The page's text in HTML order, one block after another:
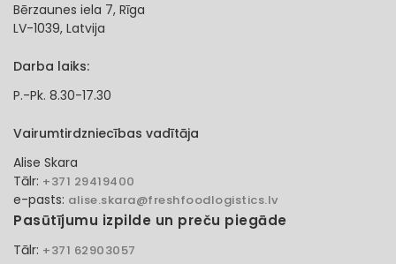
Bērzaunes iela 7, Rīga
LV-1039, Latvija
Darba laiks:
P.-Pk. 8.30-17.30
Vairumtirdzniecības vadītāja
Alise Skara
Tālr: +371 29419400
e-pasts: alise.skara@freshfoodlogistics.lv
Pasūtījumu izpilde un preču piegāde
Tālr: +371 62903057